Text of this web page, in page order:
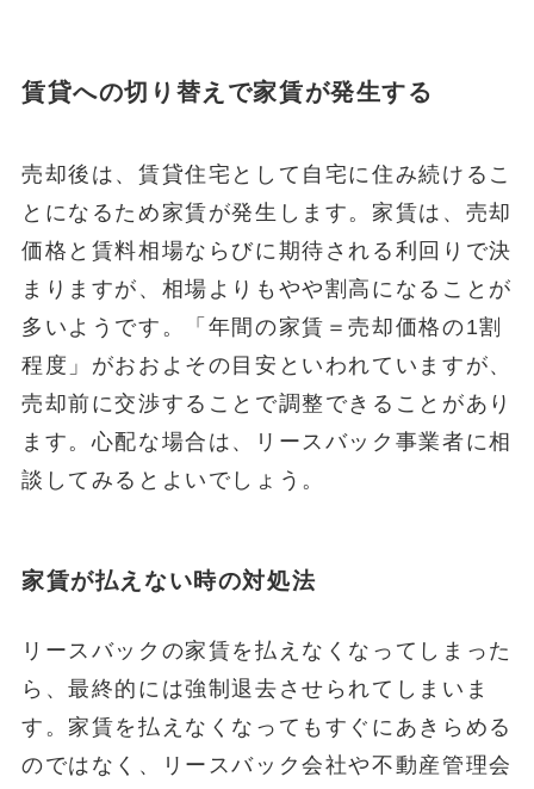
賃貸への切り替えで家賃が発生する
売却後は、賃貸住宅として自宅に住み続けるこ
とになるため家賃が発生します。家賃は、売却
価格と賃料相場ならびに期待される利回りで決
まりますが、相場よりもやや割高になることが
多いようです。「年間の家賃＝売却価格の1割
程度」がおおよその目安といわれていますが、
売却前に交渉することで調整できることがあり
ます。心配な場合は、リースバック事業者に相
談してみるとよいでしょう。
家賃が払えない時の対処法
リースバックの家賃を払えなくなってしまった
ら、最終的には強制退去させられてしまいま
す。家賃を払えなくなってもすぐにあきらめる
のではなく、リースバック会社や不動産管理会